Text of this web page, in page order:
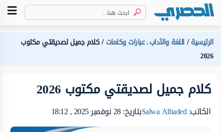
الرئيسية اللغة والآداب،عبارات وكلمات كلام جميل لصديقتي مكتوب
2026
كلام جميل لصديقتي مكتوب 2026
الكاتب:Salwa Alhadedبتاريخ: 28 نوفمبر 2025 , 18:12